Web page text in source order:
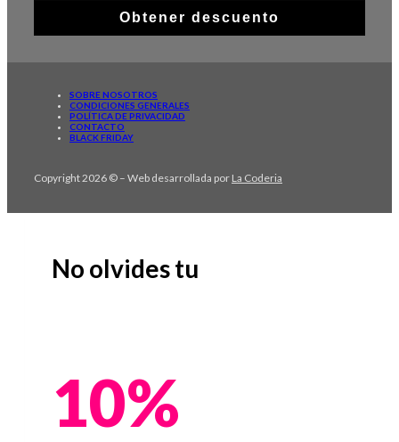
Obtener descuento
SOBRE NOSOTROS
CONDICIONES GENERALES
POLÍTICA DE PRIVACIDAD
CONTACTO
BLACK FRIDAY
Copyright 2026 © – Web desarrollada por La Coderia
No olvides tu
10%